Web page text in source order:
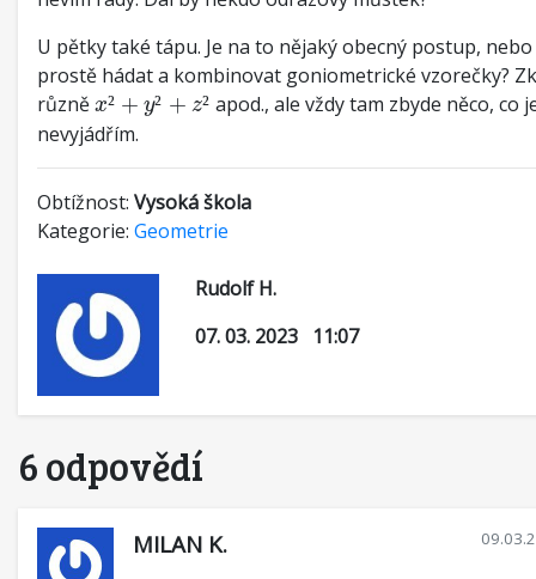
U pětky také tápu. Je na to nějaký obecný postup,
prostě hádat a kombinovat goniometrické vzorečky?
různě x² + y² + z²
x²+y²+z ²
apod., ale vždy tam zbyde něco, co
nevyjádřím.
Obtížnost: Vysoká škola
Kategorie: Geometrie
Rudolf H.
07. 03. 2023 11:07
6 odpovědí
MILAN K.